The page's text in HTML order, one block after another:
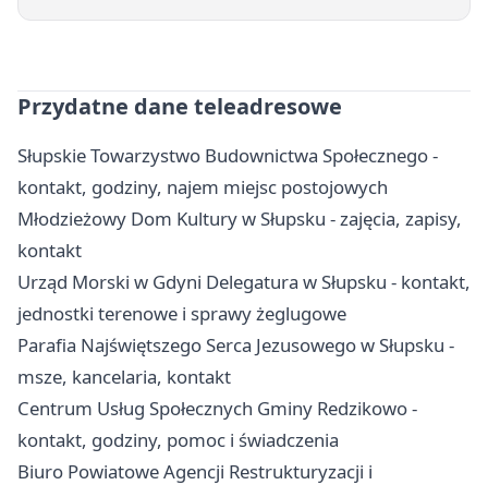
Przydatne dane teleadresowe
Słupskie Towarzystwo Budownictwa Społecznego -
kontakt, godziny, najem miejsc postojowych
Młodzieżowy Dom Kultury w Słupsku - zajęcia, zapisy,
kontakt
Urząd Morski w Gdyni Delegatura w Słupsku - kontakt,
jednostki terenowe i sprawy żeglugowe
Parafia Najświętszego Serca Jezusowego w Słupsku -
msze, kancelaria, kontakt
Centrum Usług Społecznych Gminy Redzikowo -
kontakt, godziny, pomoc i świadczenia
Biuro Powiatowe Agencji Restrukturyzacji i